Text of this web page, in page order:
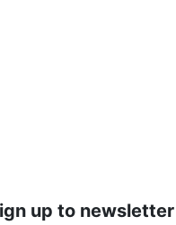
up to newsletter